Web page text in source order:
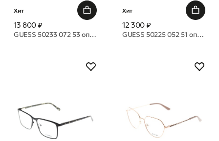
Хит
13 800 ₽
GUESS 50233 072 53 оправа
Хит
12 300 ₽
GUESS 50225 052 51 оправа